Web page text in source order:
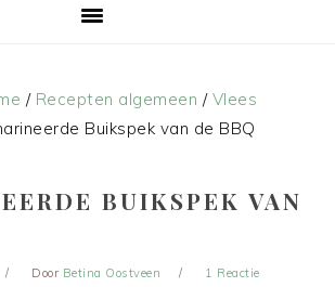
/ Recepten algemeen / Vlees
Buikspek van de BBQ
BUIKSPEK VAN
Door Betina Oostveen 1 Reactie